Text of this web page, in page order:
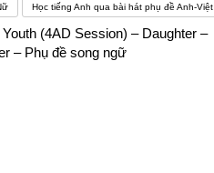
Học tiếng Anh qua bài hát phụ đề Anh-Việt
Youth (4AD Session) – Daughter –
– Phụ đề song ngữ